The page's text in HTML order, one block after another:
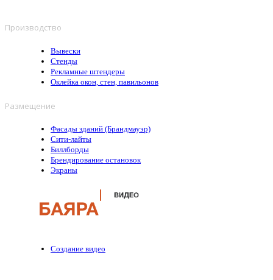
Производство
Вывески
Стенды
Рекламные штендеры
Оклейка окон, стен, павильонов
Размещение
Фасады зданий (Брандмауэр)
Сити-лайты
Биллборды
Брендирование остановок
Экраны
Создание видео